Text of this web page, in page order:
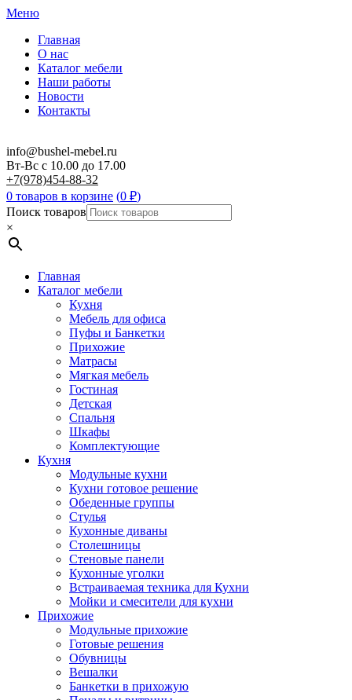
Меню
Главная
О нас
Каталог мебели
Наши работы
Новости
Контакты
info@bushel-mebel.ru
Вт-Вс c 10.00 до 17.00
+7(978)454-88-32
0 товаров в корзине (0 ₽)
Поиск товаров
×
Главная
Каталог мебели
Кухня
Мебель для офиса
Пуфы и Банкетки
Прихожие
Матрасы
Мягкая мебель
Гостиная
Детская
Спальня
Шкафы
Комплектующие
Кухня
Модульные кухни
Кухни готовое решение
Обеденные группы
Стулья
Кухонные диваны
Столешницы
Стеновые панели
Кухонные уголки
Встраиваемая техника для Кухни
Мойки и смесители для кухни
Прихожие
Модульные прихожие
Готовые решения
Обувницы
Вешалки
Банкетки в прихожую